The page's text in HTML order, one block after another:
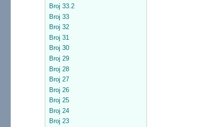
Broj 33.2
Broj 33
Broj 32
Broj 31
Broj 30
Broj 29
Broj 28
Broj 27
Broj 26
Broj 25
Broj 24
Broj 23